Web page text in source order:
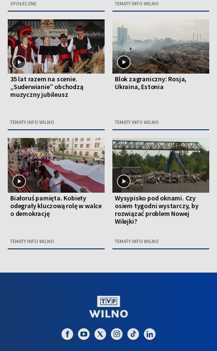
SPOŁECZNE TEMATY INFO WILNO
35 lat razem na scenie.
„Suderwianie” obchodzą
muzyczny jubileusz
TEMATY INFO WILNO
Blok zagraniczny: Rosja,
Ukraina, Estonia
TEMATY INFO WILNO
Białoruś pamięta. Kobiety
odegrały kluczową rolę w walce
o demokrację
TEMATY INFO WILNO
Wysypisko pod oknami. Czy
osiem tygodni wystarczy, by
rozwiązać problem Nowej
Wilejki?
TEMATY INFO WILNO